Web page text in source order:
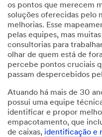
os pontos que merecem
soluções oferecidas pelo
melhorias. Esse
pelas equipes, mas
consultorias para
olhar de quem está de
percebe pontos cruciais
passam despercebidos
Atuando há mais de 30
possui uma equipe
identificar e propor
empacotamento, que
de caixas, identificação e